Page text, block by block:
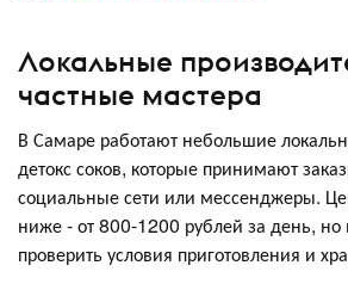
Локальные
частные мастера
В Самаре работают небольшие
детокс соков, которые принимают
социальные сети или мессенджеры.
ниже - от 800-1200 рублей за день,
проверить условия приготовления и